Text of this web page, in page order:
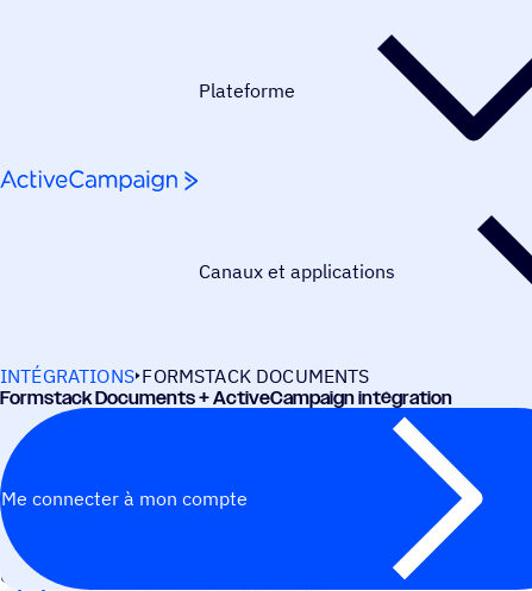
Plateforme
Canaux et applications
INTÉGRATIONS FORMSTACK DOCUMENTS
Form­stack Docu­ments + ActiveCampaign intégration
Me connecter à mon compte
CAS D’UTILISATION